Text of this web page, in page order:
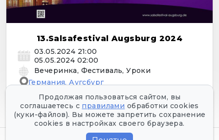
13.Salsafestival Augsburg 2024
03.05.2024 21:00
05.05.2024 02:00
Вечеринка, Фестиваль, Уроки
Германия, Аугсбург
Все права защищены © 2026
Продолжая пользоваться сайтом, вы
соглашаетесь с правилами обработки cookies
(куки-файлов). Вы можете запретить сохранение
cookies в настройках своего браузера.